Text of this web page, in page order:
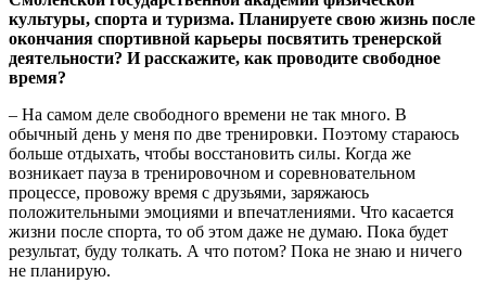
культуры, спорта и туризма. Планируете свою жизнь после
окончания спортивной карьеры посвятить тренерской
деятельности? И расскажите, как проводите свободное
время?
– На самом деле свободного времени не так много. В
обычный день у меня по две тренировки. Поэтому стараюсь
больше отдыхать, чтобы восстановить силы. Когда же
возникает пауза в тренировочном и соревновательном
процессе, провожу время с друзьями, заряжаюсь
положительными эмоциями и впечатлениями. Что касается
жизни после спорта, то об этом даже не думаю. Пока будет
результат, буду толкать. А что потом? Пока не знаю и ничего
не планирую.